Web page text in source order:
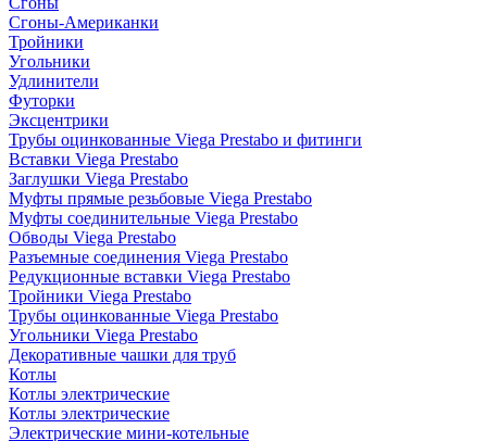
Сгоны-Американки
Тройники
Угольники
Удлинители
Футорки
Эксцентрики
Трубы оцинкованные Viega Prestabo и фитинги
Вставки Viega Prestabo
Заглушки Viega Prestabo
Муфты прямые резьбовые Viega Prestabo
Муфты соединительные Viega Prestabo
Обводы Viega Prestabo
Разъемные соединения Viega Prestabo
Редукционные вставки Viega Prestabo
Тройники Viega Prestabo
Трубы оцинкованные Viega Prestabo
Угольники Viega Prestabo
Декоративные чашки для труб
Котлы
Котлы электрические
Котлы электрические
Электрические мини-котельные